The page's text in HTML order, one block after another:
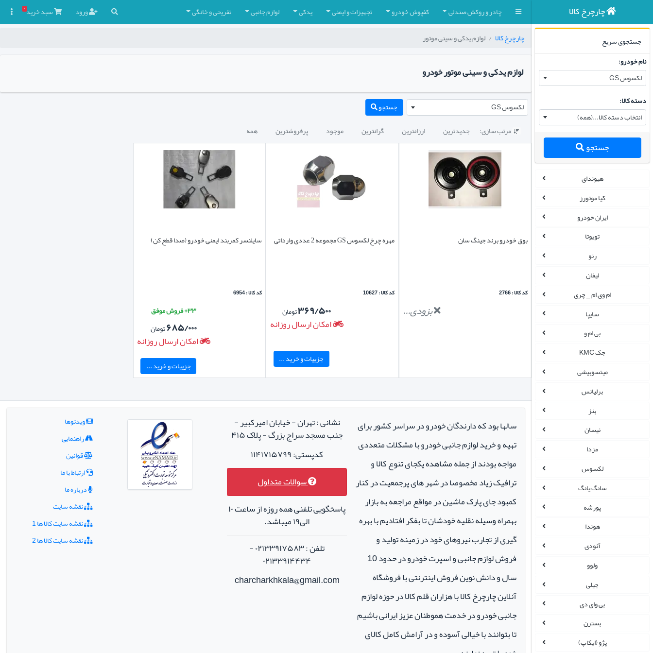
چادر و روکش صندلی کفپوش خودرو تجهیزات و ایمنی یدکی لوازم جانبی تفریحی و خانگی ورود سبدخرید۰ چارچرخ کالا
جستجوی سریع
نام خودرو:
لکسوس GS
دسته کالا:
انتخاب دسته کالا...(همه)
جستجو
هیوندای
کیا موتورز
ایران خودرو
تویوتا
رنو
لیفان
ام وی ام _ چری
سایپا
بی ام و
جک KMC
میتسوبیشی
برلیانس
بنز
نیسان
مزدا
لکسوس
سانگ یانگ
پورشه
هوندا
آئودی
ولوو
جیلی
بی وای دی
بسترن
پژو (ایکاپ)
چارچرخ کالا لوازم یدکی و سینی موتور
لوازم یدکی و سینی موتور خودرو
لکسوس GS جستجو
 مرتب سازی: جدیدترین ارزانترین گرانترین موجود پرفروشترین همه
بوق خودرو برند جینگ سان
کد کالا : 2766
بزودی...
مهره چرخ لکسوس GS مجموعه 2 عددی وارداتی
کد کالا : 10627
۳۶۹/۵۰۰تومان
امکان ارسال روزانه
جزییات و خرید ...
سایلنسر کمربند ایمنی خودرو (صدا قطع کن)
کد کالا : 6954
۳۳+ فروش موفق
۶۸۵/۰۰۰تومان
امکان ارسال روزانه
جزییات و خرید ...
سالها بود که دارندگان خودرو در سراسر کشور برای
تهیه و خرید لوازم جانبی خودرو با مشکلات متعددی
مواجه بودند از جمله مشاهده یکجای تنوع کالا و
ترافیک زیاد مخصوصا در شهر های پرجمعیت در کنار
کمبود جای پارک ماشین در مواقع مراجعه به بازار
بهمراه وسیله نقلیه خودشان تا بفکر افتادیم با بهره
گیری از تجارب نیروهای خود در زمینه تولید و
فروش لوازم جانبی و اسپرت خودرو در حدود 10
سال و دانش نوین فروش اینترنتی با فروشگاه
آنلاین چارچرخ کالا با هزاران قلم کالا در حوزه لوازم
جانبی خودرو در خدمت هموطنان عزیز ایرانی باشیم
تا بتوانند با خیالی آسوده و در آرامش کامل کالای
نشانی : تهران - خیابان امیرکبیر -
جنب مسجد سراج بزرگ - پلاک ۴۱۵
کدپستی: ۱۱۴۱۷۱۵۷۹۹
سوالات متداول
پاسخگویی تلفنی همه روزه از ساعت ۱۰
الی۱۹ میباشد.
تلفن : ۰۲۱۳۳۹۱۷۵۸۳ -
۰۲۱۳۳۹۱۴۴۳۴
charcharkhkala@gmail.com
ویدئوها
راهنمایی
قوانین
ارتباط با ما
درباره ما
نقشه سایت
نقشه سایت کالا ها 1
نقشه سایت کالا ها 2